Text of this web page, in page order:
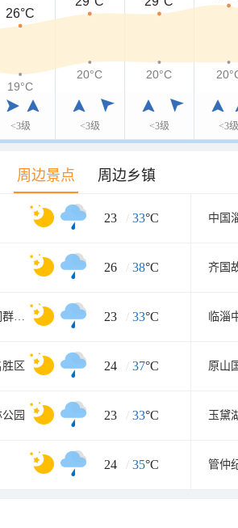
<3级 <3级 <3级 <3级
26°C
19°C
20°C 20°C
周边景点 周边乡镇
23 / 33°C 中国
26 / 38°C 齐国
沂源鲁山溶洞群风景区 23 / 33°C
区 24 / 37°C 原山
园 23 / 33°C
24 / 35°C 管仲